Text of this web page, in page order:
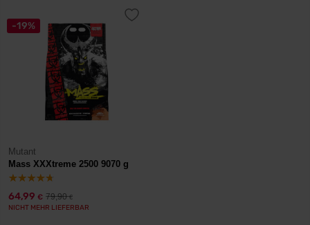
-19%
Mutant
Mass XXXtreme 2500 9070 g
64,99 € 79,90€
NICHT MEHR LIEFERBAR